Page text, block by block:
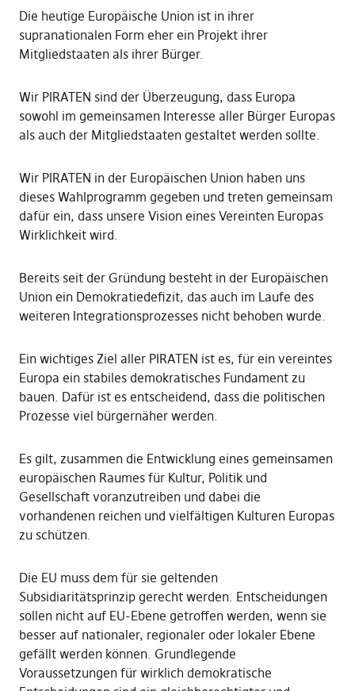
Die heutige Europäische Union ist in ihrer
supranationalen Form eher ein Projekt ihrer
Mitgliedstaaten als ihrer Bürger.
Wir PIRATEN sind der Überzeugung, dass Europa
sowohl im gemeinsamen Interesse aller Bürger Europas
als auch der Mitgliedstaaten gestaltet werden sollte.
Wir PIRATEN in der Europäischen Union haben uns
dieses Wahlprogramm gegeben und treten gemeinsam
dafür ein, dass unsere Vision eines Vereinten Europas
Wirklichkeit wird.
Bereits seit der Gründung besteht in der Europäischen
Union ein Demokratiedefizit, das auch im Laufe des
weiteren Integrationsprozesses nicht behoben wurde.
Ein wichtiges Ziel aller PIRATEN ist es, für ein vereintes
Europa ein stabiles demokratisches Fundament zu
bauen. Dafür ist es entscheidend, dass die politischen
Prozesse viel bürgernäher werden.
Es gilt, zusammen die Entwicklung eines gemeinsamen
europäischen Raumes für Kultur, Politik und
Gesellschaft voranzutreiben und dabei die
vorhandenen reichen und vielfältigen Kulturen Europas
zu schützen.
Die EU muss dem für sie geltenden
Subsidiaritätsprinzip gerecht werden. Entscheidungen
sollen nicht auf EU-Ebene getroffen werden, wenn sie
besser auf nationaler, regionaler oder lokaler Ebene
gefällt werden können. Grundlegende
Voraussetzungen für wirklich demokratische